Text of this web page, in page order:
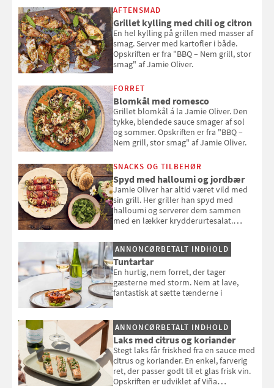
selvstændigt måltid. Opskriften er fra
Louisa Lorangs kogebog "Salat".
AFTENSMAD
Grillet kylling med chili og citron
En hel kylling på grillen med masser af
smag. Server med kartofler i både.
Opskriften er fra "BBQ – Nem grill, stor
smag" af Jamie Oliver.
FORRET
Blomkål med romesco
Grillet blomkål á la Jamie Oliver. Den
tykke, blendede sauce smager af sol
og sommer. Opskriften er fra "BBQ –
Nem grill, stor smag" af Jamie Oliver.
SNACKS OG TILBEHØR
Spyd med halloumi og jordbær
Jamie Oliver har altid været vild med
sin grill. Her griller han spyd med
halloumi og serverer dem sammen
med en lækker krydderurtesalat.
smag" af Jamie Oliver.
ANNONCØRBETALT INDHOLD
Tuntartar
En hurtig, nem forret, der tager
gæsterne med storm. Nem at lave,
fantastisk at sætte tænderne i
ANNONCØRBETALT INDHOLD
Laks med citrus og koriander
Stegt laks får friskhed fra en sauce med
citrus og koriander. En enkel, farverig
ret, der passer godt til et glas frisk vin.
Opskriften er udviklet af Viña